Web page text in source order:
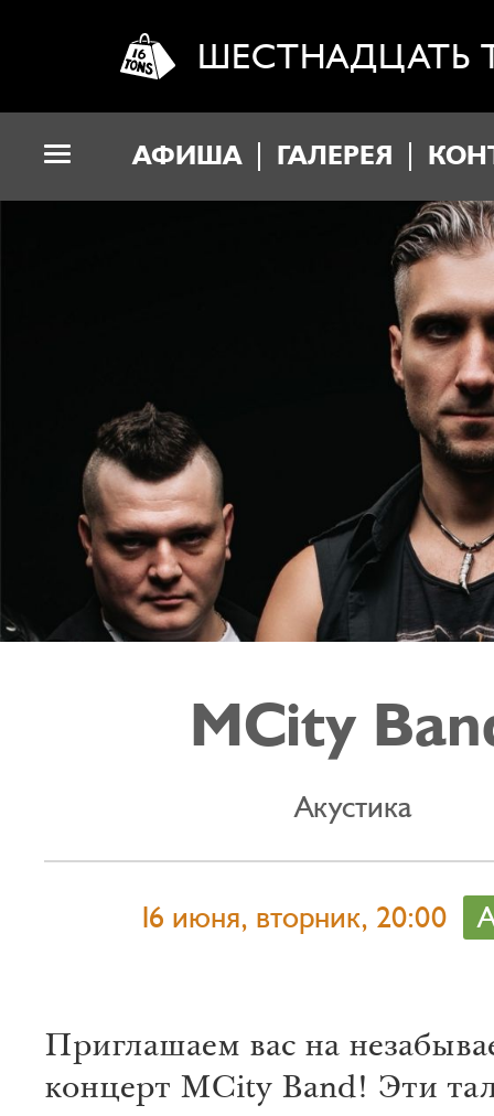
ШЕСТНАДЦАТЬ
АФИША ГАЛЕРЕЯ
MCity
Акустика
16 июня, вторник, 20:00
Приглашаем вас на
концерт MCity Band! Эти